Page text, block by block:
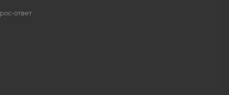
ответ